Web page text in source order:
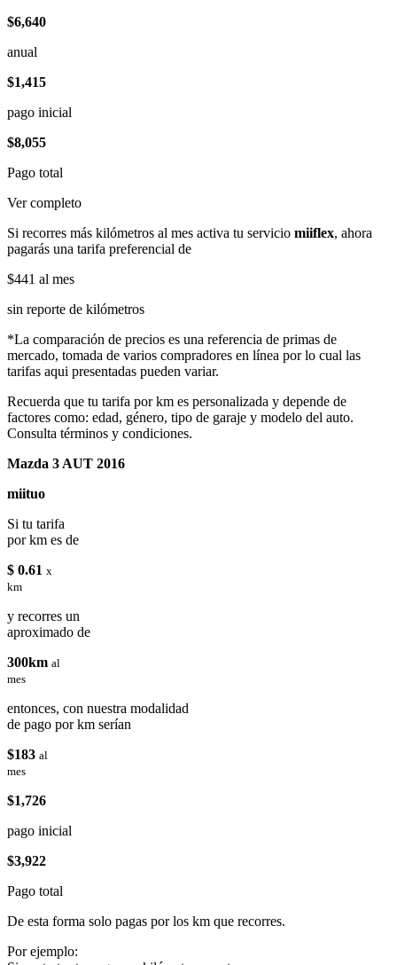
$6,640
anual
$1,415
pago inicial
$8,055
Pago total
Ver completo
Si recorres más kilómetros al mes activa tu servicio miiflex, ahora
pagarás una tarifa preferencial de
$441 al mes
sin reporte de kilómetros
*La comparación de precios es una referencia de primas de
mercado, tomada de varios compradores en línea por lo cual las
tarifas aqui presentadas pueden variar.
Recuerda que tu tarifa por km es personalizada y depende de
factores como: edad, género, tipo de garaje y modelo del auto.
Consulta términos y condiciones.
Mazda 3 AUT 2016
miituo
Si tu tarifa
por km es de
$ 0.61 x
km
y recorres un
aproximado de
300km al
mes
entonces, con nuestra modalidad
de pago por km serían
$183 al
mes
$1,726
pago inicial
$3,922
Pago total
De esta forma solo pagas por los km que recorres.
Por ejemplo: